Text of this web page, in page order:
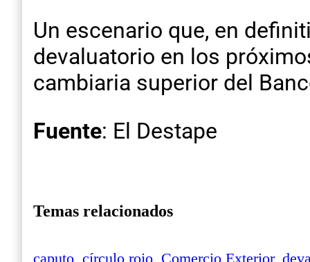
Un escenario que, en
devaluatorio en los
cambiaria superior del
Fuente: El Destape
Temas relacionados
caputo, círculo rojo, Comercio Exterior,